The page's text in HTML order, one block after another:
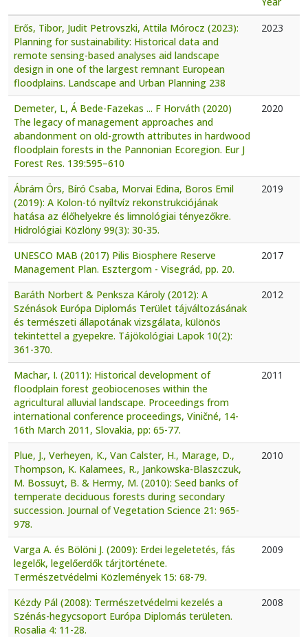
Erős, Tibor, Judit Petrovszki, Attila Mórocz (2023):
Planning for sustainability: Historical data and
remote sensing-based analyses aid landscape
design in one of the largest remnant European
floodplains. Landscape and Urban Planning 238
2023
Demeter, L, Á Bede-Fazekas ... F Horváth (2020)
The legacy of management approaches and
abandonment on old-growth attributes in hardwood
floodplain forests in the Pannonian Ecoregion. Eur J
Forest Res. 139:595–610
2020
Ábrám Örs, Bíró Csaba, Morvai Edina, Boros Emil
(2019): A Kolon-tó nyíltvíz rekonstrukciójának
hatása az élőhelyekre és limnológiai tényezőkre.
Hidrológiai Közlöny 99(3): 30-35.
2019
UNESCO MAB (2017) Pilis Biosphere Reserve
Management Plan. Esztergom - Visegrád, pp. 20.
2017
Baráth Norbert & Penksza Károly (2012): A
Szénások Európa Diplomás Terület tájváltozásának
és természeti állapotának vizsgálata, különös
tekintettel a gyepekre. Tájökológiai Lapok 10(2):
361-370.
2012
Machar, I. (2011): Historical development of
floodplain forest geobiocenoses within the
agricultural alluvial landscape. Proceedings from
international conference proceedings, Viničné, 14-
16th March 2011, Slovakia, pp: 65-77.
2011
Plue, J., Verheyen, K., Van Calster, H., Marage, D.,
Thompson, K. Kalamees, R., Jankowska-Blaszczuk,
M. Bossuyt, B. & Hermy, M. (2010): Seed banks of
temperate deciduous forests during secondary
succession. Journal of Vegetation Science 21: 965-
978.
2010
Varga A. és Bölöni J. (2009): Erdei legeletetés, fás
legelők, legelőerdők tárjtörténete.
Természetvédelmi Közlemények 15: 68-79.
2009
Kézdy Pál (2008): Természetvédelmi kezelés a
Szénás-hegycsoport Európa Diplomás területen.
Rosalia 4: 11-28.
2008